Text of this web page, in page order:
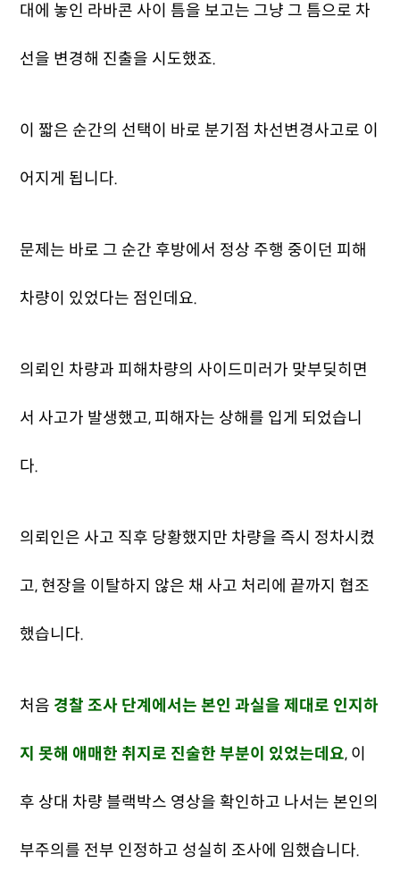
대에 놓인 라바콘 사이 틈을 보고는 그냥 그 틈으로 차
선을 변경해 진출을 시도했죠.
이 짧은 순간의 선택이 바로 분기점 차선변경사고로 이
어지게 됩니다.
문제는 바로 그 순간 후방에서 정상 주행 중이던 피해
차량이 있었다는 점인데요.
의뢰인 차량과 피해차량의 사이드미러가 맞부딪히면
서 사고가 발생했고, 피해자는 상해를 입게 되었습니
다.
의뢰인은 사고 직후 당황했지만 차량을 즉시 정차시켰
고, 현장을 이탈하지 않은 채 사고 처리에 끝까지 협조
했습니다.
처음 경찰 조사 단계에서는 본인 과실을 제대로 인지하
지 못해 애매한 취지로 진술한 부분이 있었는데요, 이
후 상대 차량 블랙박스 영상을 확인하고 나서는 본인의
부주의를 전부 인정하고 성실히 조사에 임했습니다.